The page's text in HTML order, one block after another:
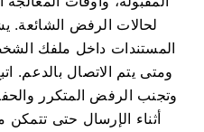
لحالات الرفض الشائعة.
المستندات داخل ملفك
ومتى يتم الاتصال بالدعم.
وتجنب الرفض المتكرر
أثناء الإرسال حتى